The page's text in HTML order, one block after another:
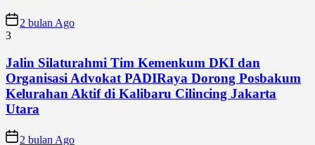
2 bulan Ago
3
Jalin Silaturahmi Tim Kemenkum DKI dan
Organisasi Advokat PADIRaya Dorong Posbakum
Kelurahan Aktif di Kalibaru Cilincing Jakarta
Utara
2 bulan Ago